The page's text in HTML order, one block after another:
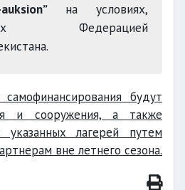
на условиях,
Федерацией
будут
и сооружения, а также
указанных лагерей путем
вне летнего сезона.